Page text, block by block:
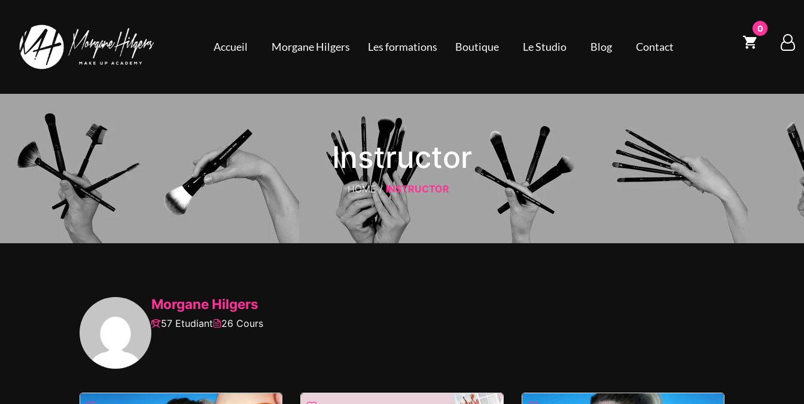
Accueil Morgane Hilgers Les formations Boutique Le Studio Blog Contact
0
Instructor
HOME / INSTRUCTOR
Morgane Hilgers
57 Etudiant 26 Cours